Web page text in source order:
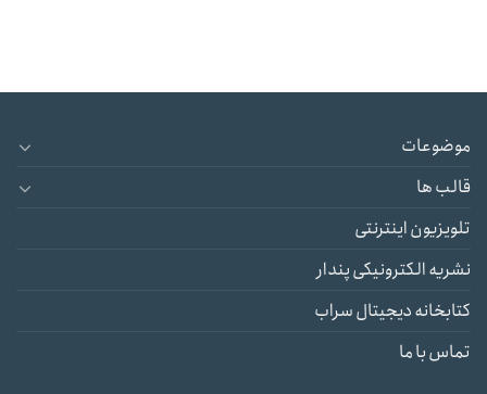
موضوعات
قالب ها
تلویزیون اینترنتی
نشریه الکترونیکی پندار
کتابخانه دیجیتال سراب
تماس با ما